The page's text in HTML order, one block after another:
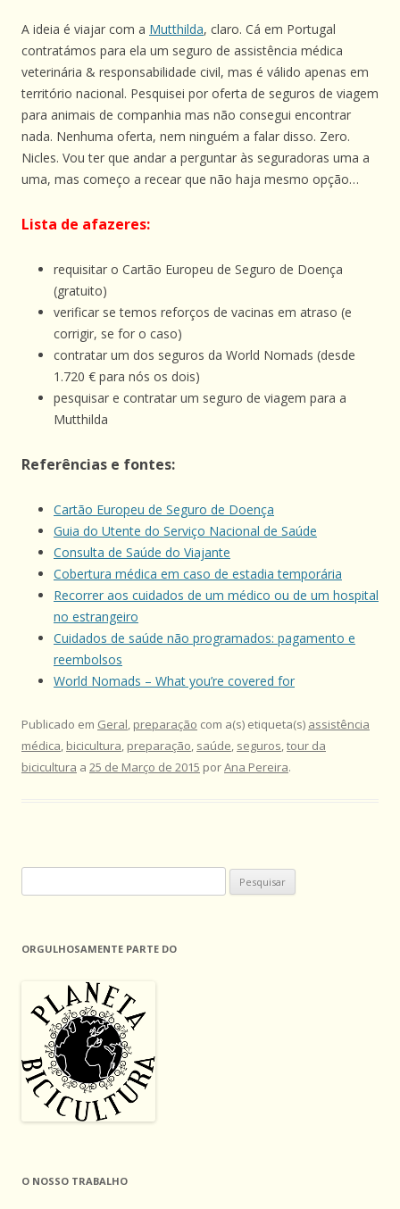
A ideia é viajar com a Mutthilda, claro. Cá em Portugal
contratámos para ela um seguro de assistência médica
veterinária & responsabilidade civil, mas é válido apenas em
território nacional. Pesquisei por oferta de seguros de viagem
para animais de companhia mas não consegui encontrar
nada. Nenhuma oferta, nem ninguém a falar disso. Zero.
Nicles. Vou ter que andar a perguntar às seguradoras uma a
uma, mas começo a recear que não haja mesmo opção…
Lista de afazeres:
requisitar o Cartão Europeu de Seguro de Doença
(gratuito)
verificar se temos reforços de vacinas em atraso (e
corrigir, se for o caso)
contratar um dos seguros da World Nomads (desde
1.720 € para nós os dois)
pesquisar e contratar um seguro de viagem para a
Mutthilda
Referências e fontes:
Cartão Europeu de Seguro de Doença
Guia do Utente do Serviço Nacional de Saúde
Consulta de Saúde do Viajante
Cobertura médica em caso de estadia temporária
Recorrer aos cuidados de um médico ou de um hospital
no estrangeiro
Cuidados de saúde não programados: pagamento e
reembolsos
World Nomads – What you’re covered for
Publicado em Geral, preparação com a(s) etiqueta(s) assistência
médica, bicicultura, preparação, saúde, seguros,tour da
bicicultura a 25 de Março de 2015 porAna Pereira.
por:
ORGULHOSAMENTE PARTE DO
O NOSSO TRABALHO